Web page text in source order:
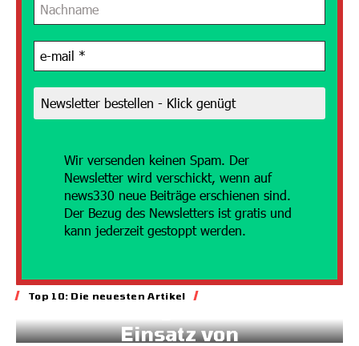
Wir versenden keinen Spam. Der
Newsletter wird verschickt, wenn auf
news330 neue Beiträge erschienen sind.
Der Bezug des Newsletters ist gratis und
kann jederzeit gestoppt werden.
Top 10: Die neuesten Artikel
Energie
Geld für gesteuerten
Einsatz von